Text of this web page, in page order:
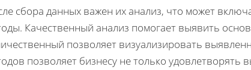
сбора данных важен их анализ, что может
Качественный анализ помогает выявить
позволяет визуализировать
позволяет бизнесу не только